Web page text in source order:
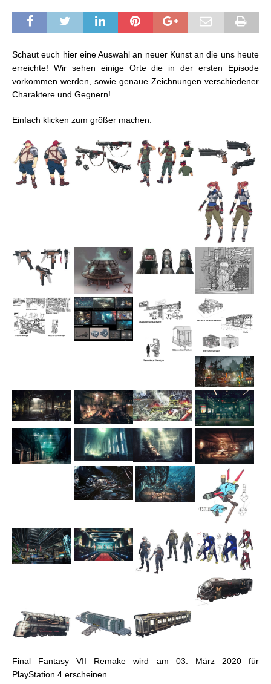
Schaut euch hier eine Auswahl an neuer Kunst an die uns heute
erreichte! Wir sehen einige Orte die in der ersten Episode
vorkommen werden, sowie genaue Zeichnungen verschiedener
Charaktere und Gegnern!
Einfach klicken zum größer machen.
Final Fantasy VII Remake wird am 03. März 2020 für
PlayStation 4 erscheinen.